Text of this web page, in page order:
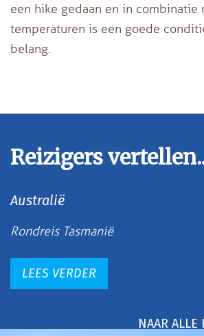
een hike gedaan en in combinatie
temperaturen is een goede
belang.
Reizigers
Australië
Rondreis Tasmanië
LEES VERDER
NAAR ALLE